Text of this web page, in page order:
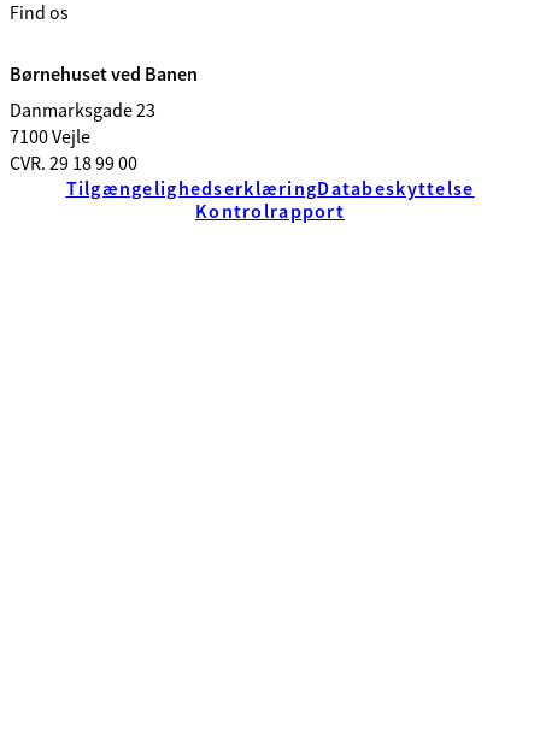
Find os
Børnehuset ved Banen
Danmarksgade 23
7100 Vejle
CVR. 29 18 99 00
TilgængelighedserklæringDatabeskyttelse
Kontrolrapport